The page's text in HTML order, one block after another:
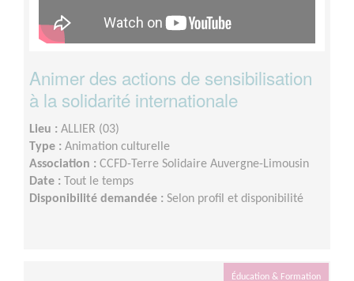
Animer des actions de sensibilisation
à la solidarité internationale
Lieu : ALLIER (03)
Type : Animation culturelle
Association : CCFD-Terre Solidaire Auvergne-Limousin
Date : Tout le temps
Disponibilité demandée : Selon profil et disponibilité
Éducation & Formation